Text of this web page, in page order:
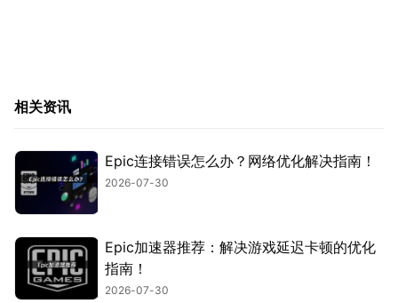
相关资讯
Epic连接错误怎么办？网络优化解决指南！
2026-07-30
Epic加速器推荐：解决游戏延迟卡顿的优化
指南！
2026-07-30